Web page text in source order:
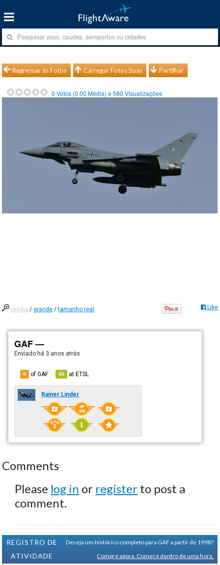
Regressar às Fotos Carregar Fotos Suas Partilhar
0 Votos (0.00 Média) e580 Visualizações
média /grande /tamanho real Like
GAF —
Enviado há 3 anos atrás
8 of GAF 45 atETSL
Rainer Linder
Comments
Please log in or register to post a
comment.
REGISTRO DE
ATIVIDADE
Deseja um histórico completo para GAF a partir de 1998?
Compre agora. Comece dentro de uma hora.